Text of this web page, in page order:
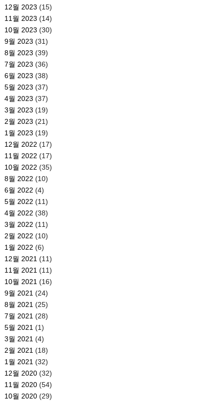
12월 2023 (15)
11월 2023 (14)
10월 2023 (30)
9월 2023 (31)
8월 2023 (39)
7월 2023 (36)
6월 2023 (38)
5월 2023 (37)
4월 2023 (37)
3월 2023 (19)
2월 2023 (21)
1월 2023 (19)
12월 2022 (17)
11월 2022 (17)
10월 2022 (35)
8월 2022 (10)
6월 2022 (4)
5월 2022 (11)
4월 2022 (38)
3월 2022 (11)
2월 2022 (10)
1월 2022 (6)
12월 2021 (11)
11월 2021 (11)
10월 2021 (16)
9월 2021 (24)
8월 2021 (25)
7월 2021 (28)
5월 2021 (1)
3월 2021 (4)
2월 2021 (18)
1월 2021 (32)
12월 2020(32)
11월 2020(54)
10월 2020(29)